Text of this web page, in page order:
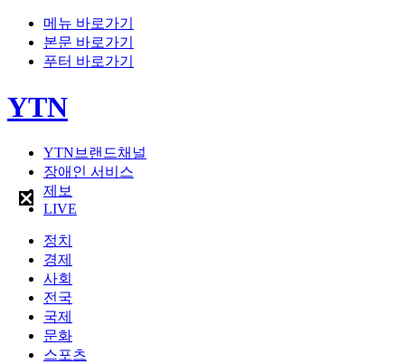
메뉴 바로가기
본문 바로가기
푸터 바로가기
YTN
YTN브랜드채널
장애인 서비스
제보
LIVE
정치
경제
사회
전국
국제
문화
스포츠